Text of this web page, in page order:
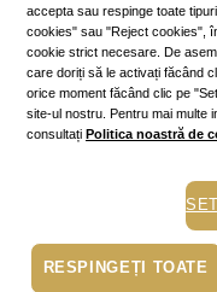
Cumperi acum,
Până la 6 rate fără dobândă
În funcție de cardul tău
varianta potrivită direct pe
mult
Ridicare gratuită din
Livrare prin curier: 15 lei
accepta sau respinge toate
cookies" sau "Reject cookies",
cookie strict necesare. De
care doriți să le activați făcând
orice moment făcând clic pe
site-ul nostru. Pentru mai multe
consultați Politica noastră de
RESPINGEȚI TOATE